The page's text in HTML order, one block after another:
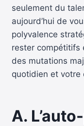
seulement du
aujourd’hui de
polyvalence
rester compétitifs
des mutations
quotidien et votre
A.